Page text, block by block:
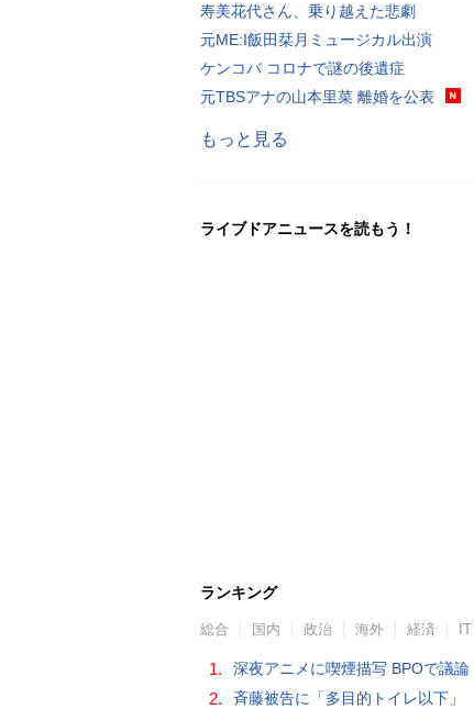
寿美花代さん、乗り越えた悲劇
元ME:I飯田栞月ミュージカル出演
ケンコバ コロナで謎の後遺症
元TBSアナの山本里菜 離婚を公表
もっと見る
ライブドアニュースを読もう！
ランキング
総合 国内 政治 海外 経済 IT
1. 深夜アニメに喫煙描写 BPOで議論
2. 斉藤被告に「多目的トイレ以下」